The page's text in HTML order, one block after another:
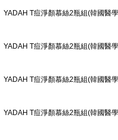
YADAH T痘淨顏慕絲2瓶組(韓國醫
YADAH T痘淨顏慕絲2瓶組(韓國醫
YADAH T痘淨顏慕絲2瓶組(韓國醫
YADAH T痘淨顏慕絲2瓶組(韓國醫